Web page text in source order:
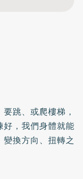
跳、或爬樓梯，
，我們身體就能
換方向、扭轉之